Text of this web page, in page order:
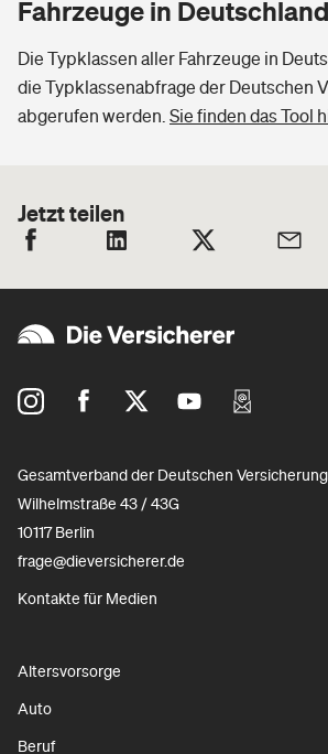
Fahrzeuge in Deutschland
Die Typklassen aller Fahrzeuge in
die Typklassenabfrage der Deutschen
abgerufen werden. Sie finden das Tool
Jetzt teilen
Gesamtverband der Deutschen
Wilhelmstraße 43 / 43G
10117 Berlin
frage@dieversicherer.de
Kontakte für Medien
Altersvorsorge
Auto
Beruf